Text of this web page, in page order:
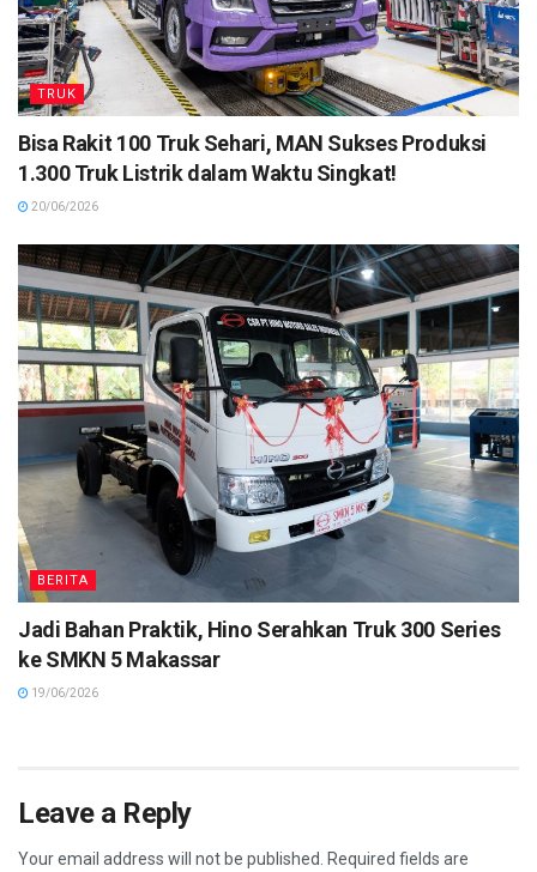
TRUK
Bisa Rakit 100 Truk Sehari, MAN Sukses Produksi
1.300 Truk Listrik dalam Waktu Singkat!
20/06/2026
BERITA
Jadi Bahan Praktik, Hino Serahkan Truk 300 Series
ke SMKN 5 Makassar
19/06/2026
Leave a Reply
Your email address will not be published. Required fields are